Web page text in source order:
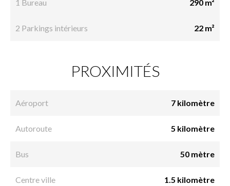
1 Bureau 290 m²
2 Parkings intérieurs 22 m²
PROXIMITÉS
Aéroport 7 kilomètre
Autoroute 5 kilomètre
Bus 50 mètre
Centre ville 1.5 kilomètre